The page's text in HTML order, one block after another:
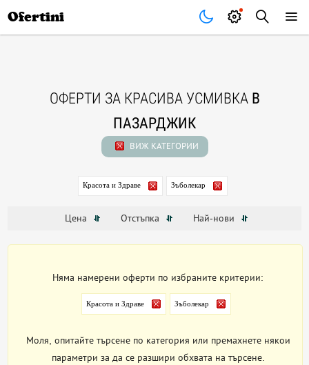
Ofertini
ОФЕРТИ ЗА КРАСИВА УСМИВКА В
ПАЗАРДЖИК
ВИЖ КАТЕГОРИИ
Красота и Здраве Зъболекар
Цена Отстъпка Най-нови
Няма намерени оферти по избраните критерии:
Красота и Здраве Зъболекар
Моля, опитайте търсене по категория или премахнете някои
параметри за да се разшири обхвата на търсене.